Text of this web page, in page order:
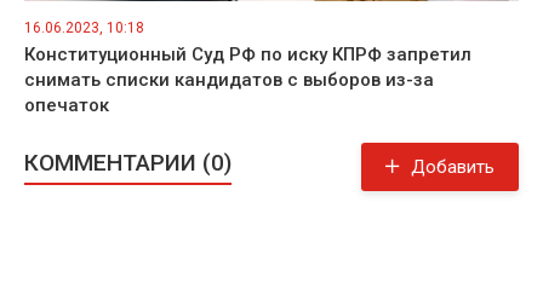
16.06.2023, 10:18
Конституционный Суд РФ по иску КПРФ запретил
снимать списки кандидатов с выборов из-за
опечаток
КОММЕНТАРИИ (0) Добавить